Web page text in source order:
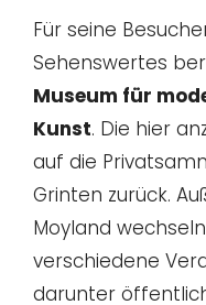
Für seine
Sehenswertes
Museum für
Kunst. Die hier
auf die
Grinten zurück.
Moyland
verschiedene
darunter